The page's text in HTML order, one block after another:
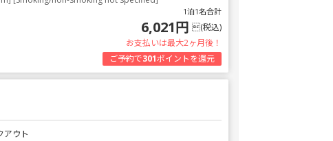
1泊1名合計
6,021円 (税込)
お支払いは最大2ヶ月後！
ご予約で301ポイントを還元
アウト